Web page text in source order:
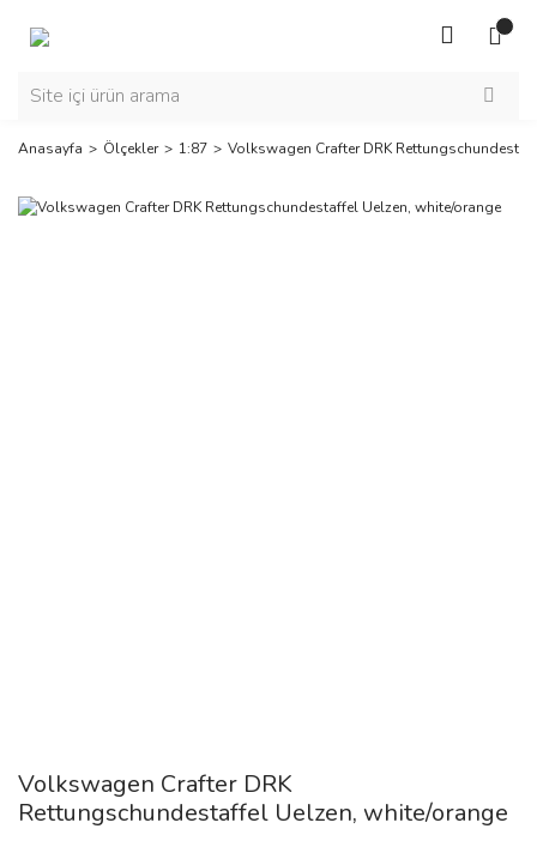
Anasayfa Ölçekler 1:87 Volkswagen Crafter DRK
Volkswagen Crafter DRK
Rettungschundestaffel Uelzen, white/orange